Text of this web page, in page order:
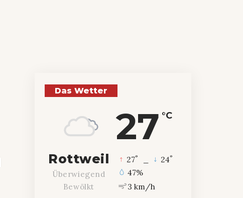
Das Wetter
27 °C
Rottweil
Überwiegend
Bewölkt
27° 24°
47%
3 km/h